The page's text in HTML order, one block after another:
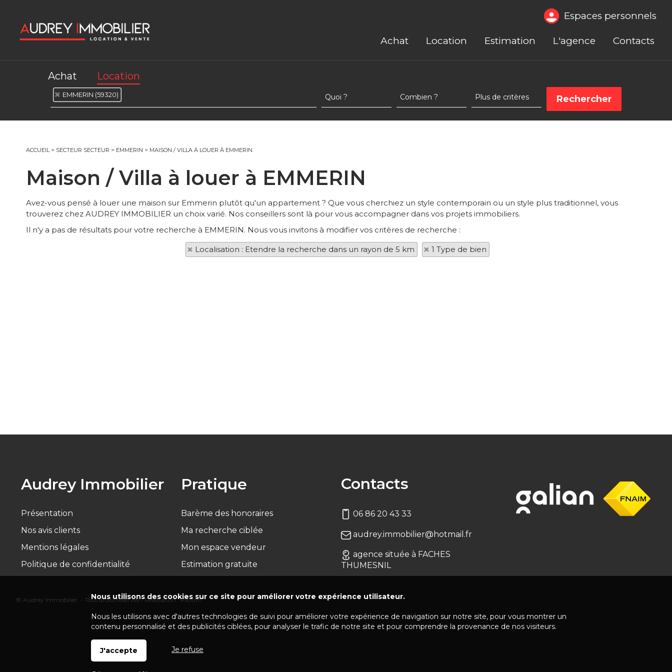
Espaces personnels
Achat Location Estimation L'agence Contacts
Achat Location
EMMERIN (59320)
ACCUEIL> SECTEUR SECTEUR > EMMERIN > MAISON / VILLA À LOUER À EMMERIN
Maison / Villa à louer à EMMERIN
Avez-vous pensé à louer une maison sur Emmerin plutôt qu'un appartement ? Que vous cherchiez un style contemporain ou un style plus traditionnel, vous
trouverez chez AUDREY IMMOBILIER un choix varié. Nos conseillers sont là pour vous accompagner dans vos projets immobiliers.
Il n'y a pas de résultats pour votre recherche à EMMERIN. Nous vous invitons à modifier vos critères de recherche :
Localisation : Etendre la recherche dans un rayon de 5 km 1 Type de bien
Audrey Immobilier
Présentation
Nos avis clients
Mentions légales
Politique de confidentialité
Pratique
Barème des honoraires
Ma recherche ciblée
Mon espace vendeur
Estimation gratuite
Contacts
06 86 20 43 33
audrey.immobilier@hotmail.fr
agence située à FACHES
THUMESNIL
© Audrey Immobilier - Tous droits réservés - Réalisation :Pilotim
Nous utilisons des cookies sur ce site pour améliorer votre expérience utilisateur.
Nous les utilisons avec d'autres technologies de suivi pour améliorer votre expérience de navigation sur notre site, pour vous montrer un
contenu personnalisé et des publicités ciblées, pour analyser le trafic de notre site et pour comprendre la provenance de nos visiteurs.
J'accepte Je refuse